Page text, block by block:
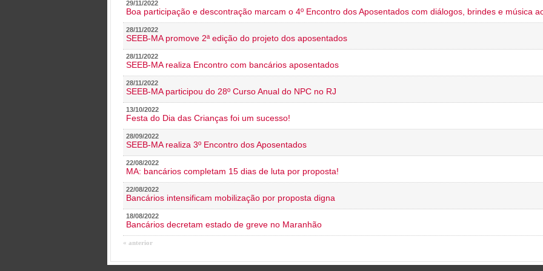
29/11/2022
Boa participação e descontração marcam o 4º Encontro dos Aposentados com diálogos, brindes e música
28/11/2022
SEEB-MA promove 2ª edição do projeto dos aposentados
28/11/2022
SEEB-MA realiza Encontro com bancários aposentados
28/11/2022
SEEB-MA participou do 28º Curso Anual do NPC no RJ
13/10/2022
Festa do Dia das Crianças foi um sucesso!
28/09/2022
SEEB-MA realiza 3º Encontro dos Aposentados
22/08/2022
MA: bancários completam 15 dias de luta por proposta!
22/08/2022
Bancários intensificam mobilização por proposta digna
18/08/2022
Bancários decretam estado de greve no Maranhão
« anterior